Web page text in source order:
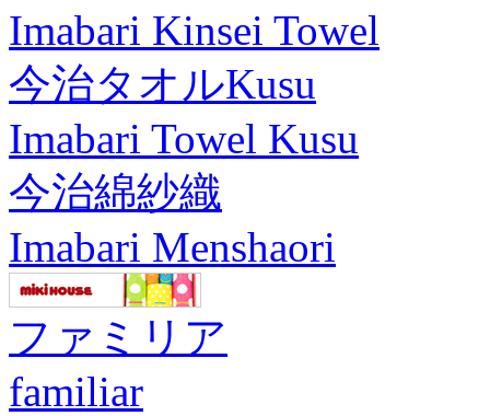
Imabari Kinsei Towel
今治タオルKusu
Imabari Towel Kusu
今治綿紗織
Imabari Menshaori
ファミリア
familiar